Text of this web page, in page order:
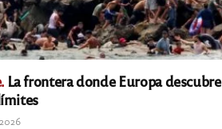
La frontera donde Europa descubre